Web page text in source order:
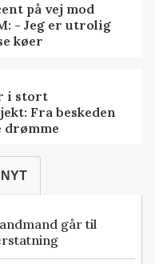
på vej mod
- Jeg er utrolig
køer
i stort
Fra beskeden
går til